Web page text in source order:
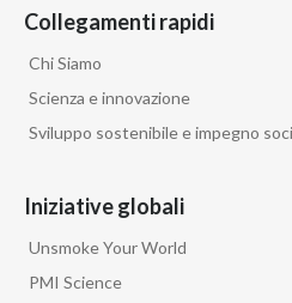
Collegamenti rapidi
Chi Siamo
Scienza e innovazione
Sviluppo sostenibile e impegno
Iniziative globali
Unsmoke Your World
PMI Science